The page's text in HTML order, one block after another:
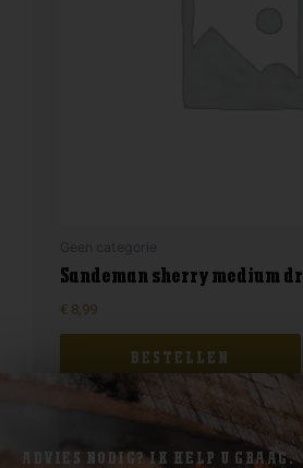
Sandeman sherry medium
€ 8,99
BESTELLEN
ADVIES NODIG? IK HELP U GRAAG.